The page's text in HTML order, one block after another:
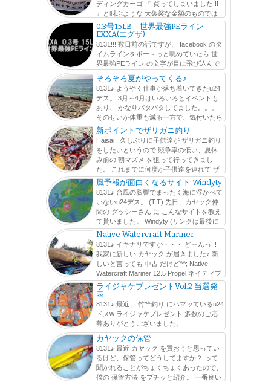
ディングカーゴ 『 買ってしまいました!!!
』と叫ぶような 大袈裟な金額のものでは
ないのですが、^^; ずーーーーーーっと前から、欲しかった
アイテムをよ...
0.3号15LB 世界最強PEライン
EXXA(エグザ)
8131!!! 数日前の話ですが、 facebook のタ
イムラインをボー～っと眺めていたら 世
界最強PEライン の文字が目に飛び込んで
きました。 その横には、 0.3号で15LB の文字も。 0.3号で
15LB !? ∑q|ﾟДﾟ|p PEライン は...
そろそろ夏がやってくる♪
8131♪ ようやく仕事が落ち着いてきたu24
デス。 3月～4月はいろいろとイベントも
あり、 かなりパタパタしてました。。。
そのせいか体重も減る一方で、気付いたら
1月に計った体重から 5kg 以上落ちてました。 ΣΣ(ﾟдﾟlll) そ
の間にも可能な...
新ポイントでザリガニ釣り
Haisai ! 久しぶりに子供達が ザリガニ釣り
をしたいというので 競争率の低い、夏休
み前の 朝マズメ を狙って行ってきまし
た。 これまでに何度か子供達を連れて ザ
リガニ釣り に行ってるんですが、 子供よりも確実に大人
が夢中になりますw faceboo...
風予報が面白くなるサイト Windyty
8131♪ 台風の影響でまったく海に浮かべて
いないu24デス。 (T.T) 先日、カヤック仲
間の グッシーさん に こんなサイトを教え
て貰いました。 Windyty (リンクは最後に
貼っておきます) アニメーション で風の動きが分かりま
す。 風は、高度毎...
Native Watercraft Mariner
8131♪ イキナリですが・・・ どーんっ!!!
我家に新しい カヤック が届きました♪ 新
しいと言っても 中古 だけど^^; Native
Watercraft Mariner 12.5 Propel ネイティブ
ウォータークラフト マリナー 俗に...
ライジャケプレゼントVol.2 当選発
表
8131♪ 最近、 竹竿釣り にハマッているu24
ドスw ライジャケプレゼント 多数のご応
募ありがとうございました。
http://www.likes.okinawa/2015/11/mazume-vol2.html たくさ
んの人にこの活動を知って貰えたのは嬉しい...
カヤックの保管
8131♪ 最近 カヤック を買おうと思ってい
るけど、保管ってどうしてますか？ って
聞かれることがちょくちょくあったので、
僕の 保管方法 をプチッと紹介。 一番良い